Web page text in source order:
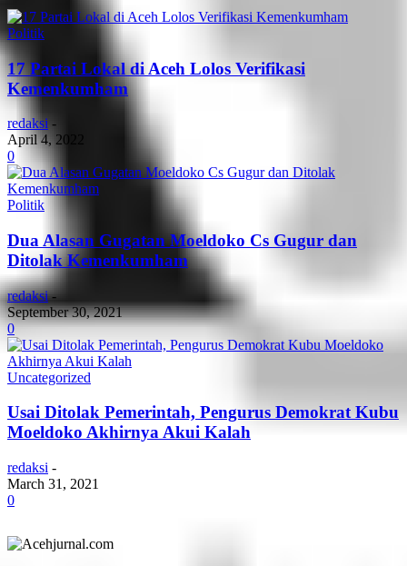
Politik
17 Partai Lokal di Aceh Lolos Verifikasi
Kemenkumham
redaksi -
April 4, 2022
0
Politik
Dua Alasan Gugatan Moeldoko Cs Gugur dan
Ditolak Kemenkumham
redaksi -
September 30, 2021
0
Uncategorized
Usai Ditolak Pemerintah, Pengurus Demokrat Kubu
Moeldoko Akhirnya Akui Kalah
redaksi -
March 31, 2021
0